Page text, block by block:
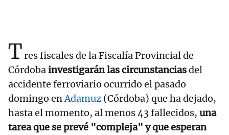
Tres fiscales de la Fiscalía Provincial de
Córdobainvestigarán las circunstanciasdel
accidente ferroviario ocurrido el pasado
domingo enAdamuz (Córdoba) que ha dejado,
hasta el momento, al menos 43 fallecidos, una
tarea que se prevé "compleja" y que esperan